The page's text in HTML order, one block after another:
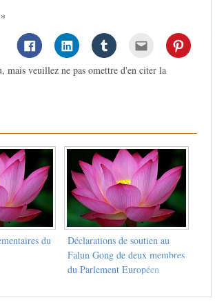
mais veuillez ne pas omettre d'en citer la
du
Déclarations de soutien au
Falun Gong de deux membres
du Parlement Européen